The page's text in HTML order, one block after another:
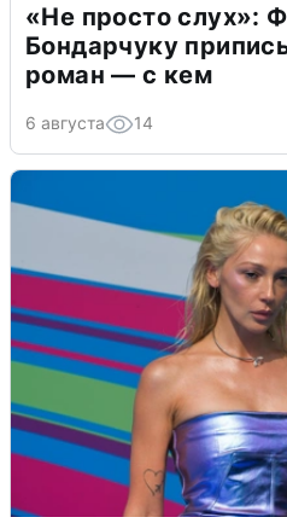
«Не просто слух»:
Бондарчуку
роман — с кем
6 августа 14